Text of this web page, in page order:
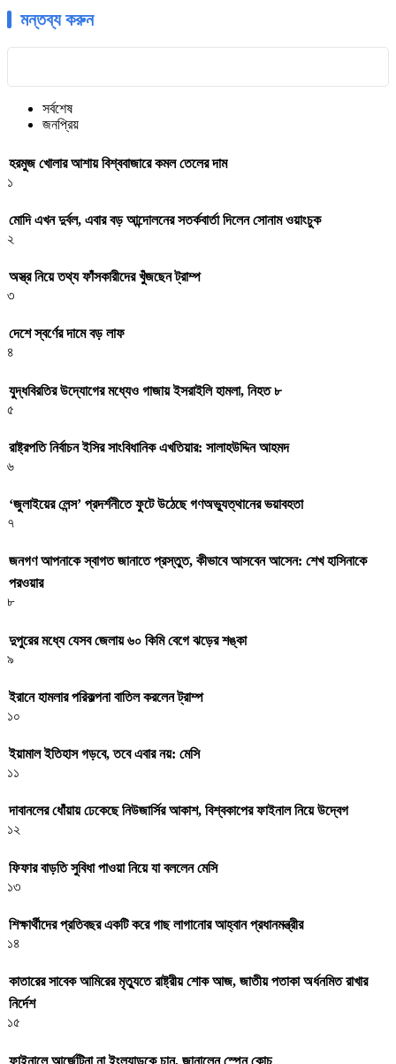
মন্তব্য করুন
সর্বশেষ
জনপ্রিয়
হরমুজ খোলার আশায় বিশ্ববাজারে কমল তেলের দাম
১
মোদি এখন দুর্বল, এবার বড় আন্দোলনের সতর্কবার্তা দিলেন সোনাম ওয়াংচুক
২
অস্ত্র নিয়ে তথ্য ফাঁসকারীদের খুঁজছেন ট্রাম্প
৩
দেশে স্বর্ণের দামে বড় লাফ
৪
যুদ্ধবিরতির উদ্যোগের মধ্যেও গাজায় ইসরাইলি হামলা, নিহত ৮
৫
রাষ্ট্রপতি নির্বাচন ইসির সাংবিধানিক এখতিয়ার: সালাহউদ্দিন আহমদ
৬
‘জুলাইয়ের লেন্স’ প্রদর্শনীতে ফুটে উঠেছে গণঅভ্যুত্থানের ভয়াবহতা
৭
জনগণ আপনাকে স্বাগত জানাতে প্রস্তুত, কীভাবে আসবেন আসেন: শেখ হাসিনাকে
পরওয়ার
৮
দুপুরের মধ্যে যেসব জেলায় ৬০ কিমি বেগে ঝড়ের শঙ্কা
৯
ইরানে হামলার পরিকল্পনা বাতিল করলেন ট্রাম্প
১০
ইয়ামাল ইতিহাস গড়বে, তবে এবার নয়: মেসি
১১
দাবানলের ধোঁয়ায় ঢেকেছে নিউজার্সির আকাশ, বিশ্বকাপের ফাইনাল নিয়ে উদ্বেগ
১২
ফিফার বাড়তি সুবিধা পাওয়া নিয়ে যা বললেন মেসি
১৩
শিক্ষার্থীদের প্রতিবছর একটি করে গাছ লাগানোর আহ্বান প্রধানমন্ত্রীর
১৪
কাতারের সাবেক আমিরের মৃত্যুতে রাষ্ট্রীয় শোক আজ, জাতীয় পতাকা অর্ধনমিত রাখার
নির্দেশ
১৫
ফাইনালে আর্জেন্টিনা না ইংল্যান্ডকে চান, জানালেন স্পেন কোচ